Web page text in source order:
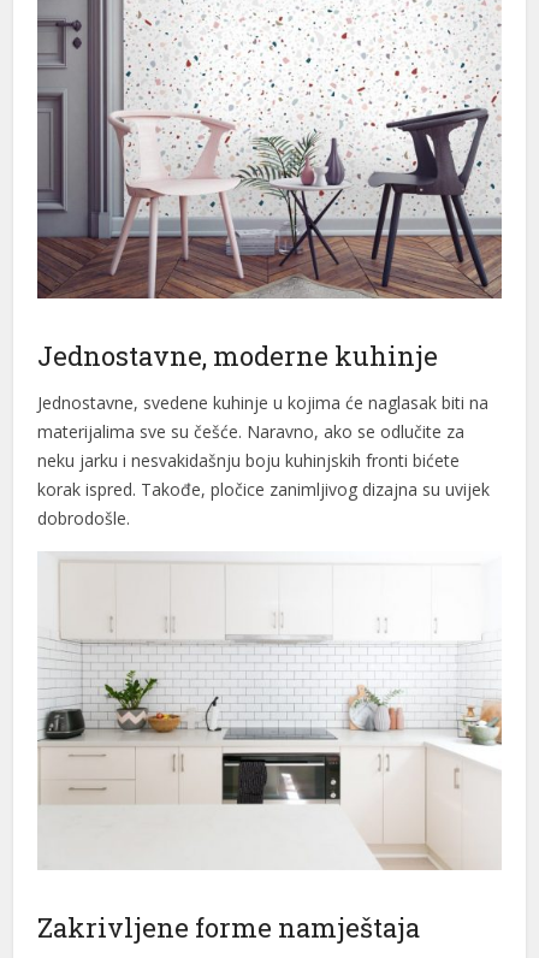
Jednostavne, moderne kuhinje
Jednostavne, svedene kuhinje u kojima će naglasak biti na
materijalima sve su češće. Naravno, ako se odlučite za
neku jarku i nesvakidašnju boju kuhinjskih fronti bićete
korak ispred. Takođe, pločice zanimljivog dizajna su uvijek
dobrodošle.
Zakrivljene forme namještaja